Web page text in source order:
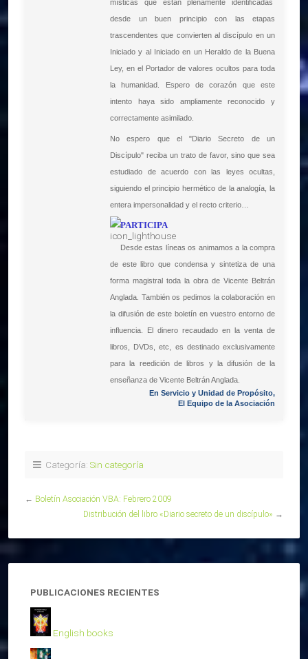
místicas que están plenamente identificadas
desde un buen principio con las etapas
trascendentes que convierten al discípulo en un
Iniciado y al Iniciado en un Heraldo de la Buena
Ley, en el Portador de valores ocultos para toda
la humanidad. Espero de corazón que este
intento haya sido ampliamente reconocido y
correctamente asimilado.
No espero que el "Diario Secreto de un
Discípulo" reciba un trato de favor, sino que sea
estudiado de acuerdo con las leyes ocultas,
siguiendo el principio hermético de la analogía, la
entera impersonalidad y el recto criterio…
PARTICIPA
Desde estas líneas os animamos a la compra
de este libro que condensa y sintetiza de una
forma magistral toda la obra de Vicente Beltrán
Anglada. También os pedimos la colaboración en
la difusión de este boletín en vuestro entorno de
influencia. El dinero recaudado en la venta de
libros, DVDs, etc, es destinado exclusivamente
para la reedición de libros y la difusión de la
enseñanza de Vicente Beltrán Anglada.
En Servicio y Unidad de Propósito,
El Equipo de la Asociación
Categoría: Sin categoría
← Boletín Asociación VBA: Febrero 2009
Distribución del libro «Diario secreto de un discípulo» →
PUBLICACIONES RECIENTES
English books